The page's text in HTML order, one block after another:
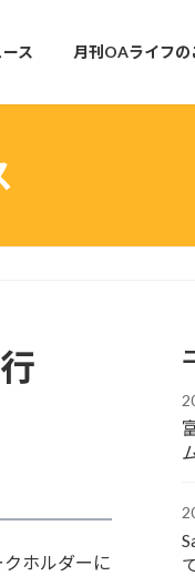
ス 月刊OAライフの
ホルダーに